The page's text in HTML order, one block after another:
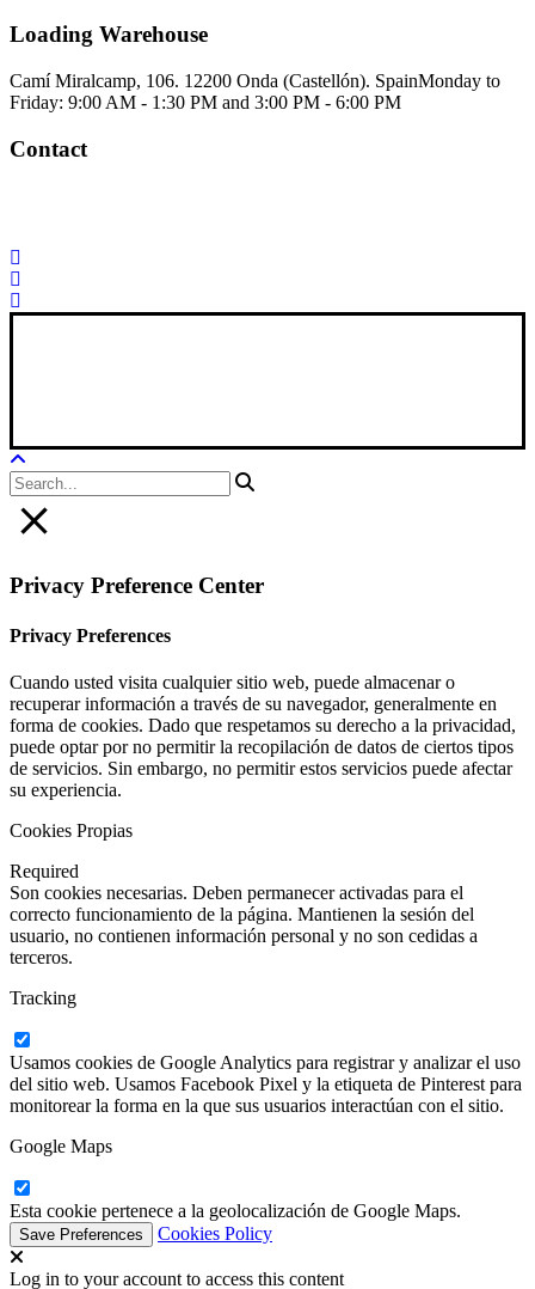
Loading Warehouse
Camí Miralcamp, 106. 12200 Onda (Castellón). SpainMonday to
Friday: 9:00 AM - 1:30 PM and 3:00 PM - 6:00 PM
Contact
Privacy Preference Center
Privacy Preferences
Cuando usted visita cualquier sitio web, puede almacenar o
recuperar información a través de su navegador, generalmente en
forma de cookies. Dado que respetamos su derecho a la privacidad,
puede optar por no permitir la recopilación de datos de ciertos tipos
de servicios. Sin embargo, no permitir estos servicios puede afectar
su experiencia.
Cookies Propias
Required
Son cookies necesarias. Deben permanecer activadas para el
correcto funcionamiento de la página. Mantienen la sesión del
usuario, no contienen información personal y no son cedidas a
terceros.
Tracking
Usamos cookies de Google Analytics para registrar y analizar el uso
del sitio web. Usamos Facebook Pixel y la etiqueta de Pinterest para
monitorear la forma en la que sus usuarios interactúan con el sitio.
Google Maps
Esta cookie pertenece a la geolocalización de Google Maps.
Cookies Policy
Log in to your account to access this content